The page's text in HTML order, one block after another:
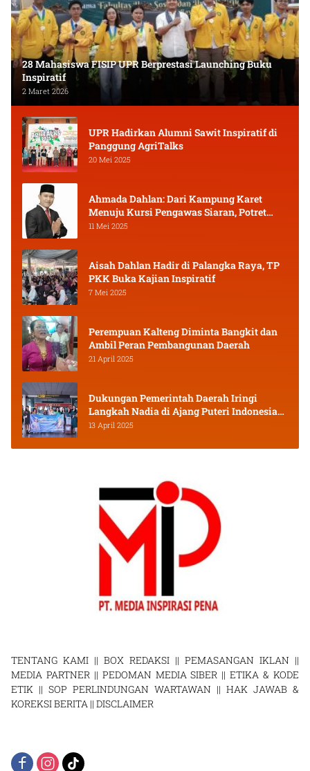
28 Mahasiswa FISIP UPR Berprestasi Launching Buku
Inspiratif
2 Maret 2026
UPR Hadirkan Alumni Sawit Inspiratif di
Panggung AgriTalks
20 Mei 2025
Ahmada Dahlan: Dari Kampung Karet
Menuju Kursi Pengawas Siaran, Potret
Pejuang Muda Kalimantan Tengah
11 Mei 2025
Aisah Dahlan Hadir di Palangka Raya, TP
PKK Buka Kajian Inspiratif
7 Mei 2025
Perempuan Kalteng Diminta Bangkit dan
Ambil Peran Pembangunan Daerah
21 April 2025
Dukungan Pemerintah Daerah Iringi
Langkah Nadia di Ajang Puteri Indonesia
2025
13 April 2025
TENTANG KAMI || BOX REDAKSI || PEMASANGAN IKLAN ||
MEDIA PARTNER || PEDOMAN MEDIA SIBER ||ETIKA & KODE
ETIK || SOP PERLINDUNGAN WARTAWAN || HAK JAWAB &
KOREKSI BERITA || DISCLAIMER